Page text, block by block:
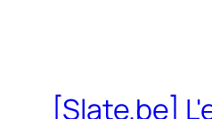
[Slate.be]